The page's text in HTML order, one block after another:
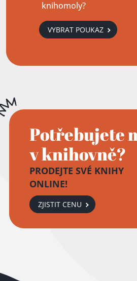
knihomoly?
VYBRAT POUKAZ
Potřebujete
v knihovně?
PRODEJTE SVÉ KNIHY
ONLINE!
ZJISTIT CENU